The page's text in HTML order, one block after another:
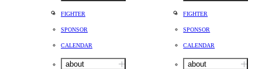
FIGHTER
SPONSOR
CALENDAR
about
FIGHTER
SPONSOR
CALENDAR
about